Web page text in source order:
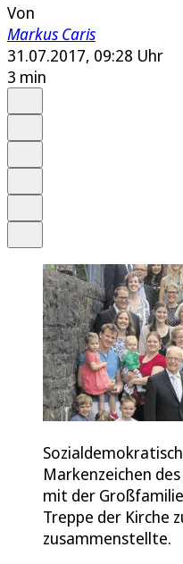
Von
Markus Caris
31.07.2017, 09:28 Uhr
3 min
Markenzeichen
mit der
Treppe der Kirche
zusammenstellte.